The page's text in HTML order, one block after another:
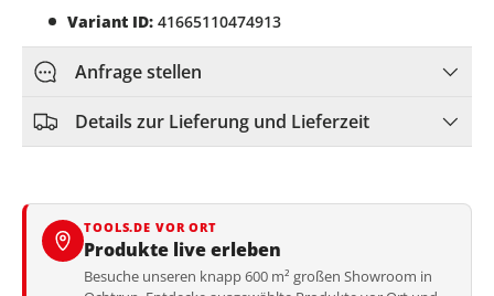
Variant ID: 41665110474913
Anfrage stellen
Details zur Lieferung und Lieferzeit
TOOLS.DE VOR ORT
Produkte live erleben
Besuche unseren knapp 600 m² großen Showroom in